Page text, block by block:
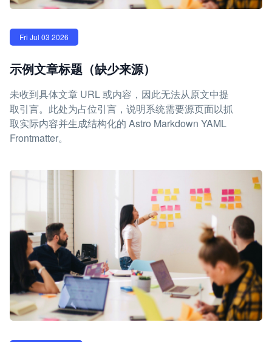
Fri Jul 03 2026
示例文章标题（缺少来源）
未收到具体文章 URL 或内容，因此无法从原文中提
取引言。此处为占位引言，说明系统需要源页面以抓
取实际内容并生成结构化的 Astro Markdown YAML
Frontmatter。